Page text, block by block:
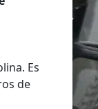
Es
de